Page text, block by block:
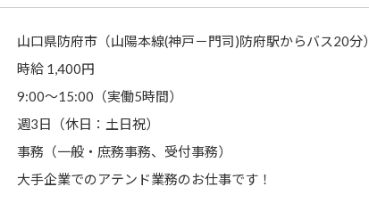
山口県防府市（山陽本線(神戸－門司)防府駅からバス20分）
時給 1,400円
9:00～15:00（実働5時間）
週3日（休日：土日祝）
事務（一般・庶務事務、受付事務）
大手企業でのアテンド業務のお仕事です！